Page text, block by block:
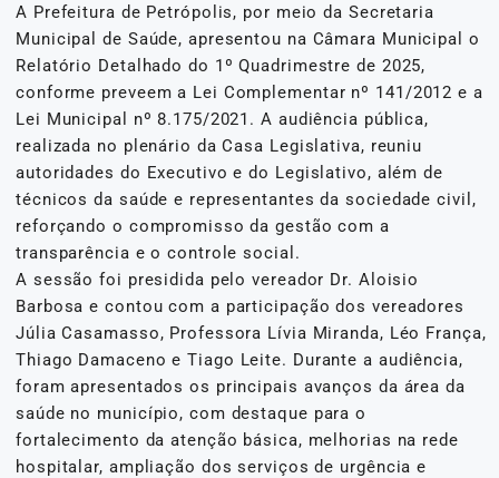
A Prefeitura de Petrópolis, por meio da Secretaria
Municipal de Saúde, apresentou na Câmara Municipal o
Relatório Detalhado do 1º Quadrimestre de 2025,
conforme preveem a Lei Complementar nº 141/2012 e a
Lei Municipal nº 8.175/2021. A audiência pública,
realizada no plenário da Casa Legislativa, reuniu
autoridades do Executivo e do Legislativo, além de
técnicos da saúde e representantes da sociedade civil,
reforçando o compromisso da gestão com a
transparência e o controle social.
A sessão foi presidida pelo vereador Dr. Aloisio
Barbosa e contou com a participação dos vereadores
Júlia Casamasso, Professora Lívia Miranda, Léo França,
Thiago Damaceno e Tiago Leite. Durante a audiência,
foram apresentados os principais avanços da área da
saúde no município, com destaque para o
fortalecimento da atenção básica, melhorias na rede
hospitalar, ampliação dos serviços de urgência e